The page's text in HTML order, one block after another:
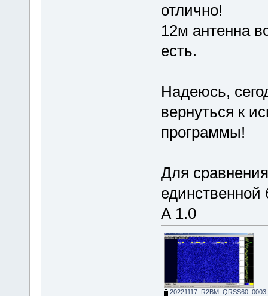
отлично!
12м антенна
есть.
Надеюсь,
вернуться к
программы!
Для
А 1.0